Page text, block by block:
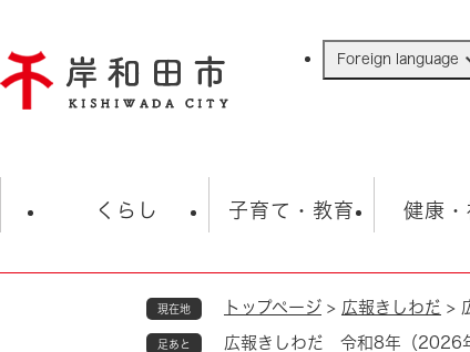
ジ
の
Foreign language
くらし
住民票・戸籍
子育て・教育
学校
健康・
福
観光
現在地 トップページ > 広報きしわだ >
足あと 広報きしわだ 令和8年（2026